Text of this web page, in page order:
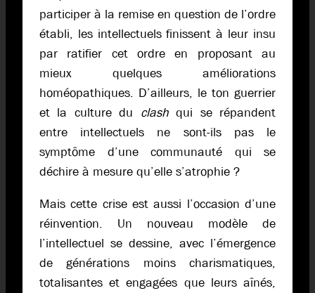
participer à la remise en question de l’ordre
établi, les intellectuels finissent à leur insu
par ratifier cet ordre en proposant au
mieux quelques améliorations
homéopathiques. D’ailleurs, le ton guerrier
et la culture du clashqui se répandent
entre intellectuels ne sont-ils pas le
symptôme d’une communauté qui se
déchire à mesure qu’elle s’atrophie ?
Mais cette crise est aussi l’occasion d’une
réinvention. Un nouveau modèle de
l’intellectuel se dessine, avec l’émergence
de générations moins charismatiques,
totalisantes et engagées que leurs aînés,